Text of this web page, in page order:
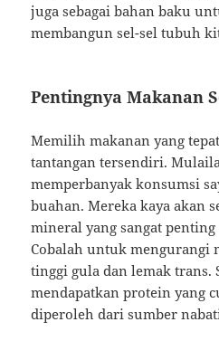
juga sebagai bahan baku
membangun sel-sel tubuh
Pentingnya Makanan
Memilih makanan yang
tantangan tersendiri.
memperbanyak konsumsi
buahan. Mereka kaya akan
mineral yang sangat
Cobalah untuk mengurangi
tinggi gula dan lemak trans.
mendapatkan protein yang
diperoleh dari sumber